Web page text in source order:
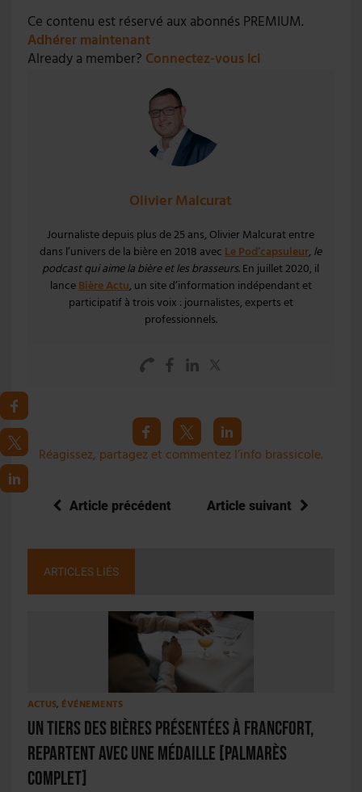
Ce contenu est réservé aux abonnés PREMIUM.
Adhérer maintenant
Already a member? Connectez-vous ici
Olivier Malcurat
Journaliste depuis plus de 25 ans, Olivier Malcurat entre
dans l’univers de la bière en 2018 avecLe Pod’capsuleur, le
podcast qui aime la bière et les brasseurs. En juillet 2020, il
lanceBière Actu, un site d’information indépendant et
participatif à trois voix : journalistes, experts et
professionnels.
Réagissez, partagez et commentez l’info brassicole.
Article précédent Article suivant
ARTICLES LIÉS
ACTUS, ÉVÉNEMENTS
Un tiers des bières présentées à Francfort,
repartent avec une médaille [PALMARÈS
COMPLET]